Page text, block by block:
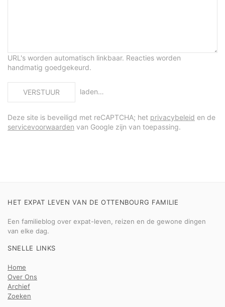
URL's worden automatisch linkbaar. Reacties worden
handmatig goedgekeurd.
VERSTUUR laden…
Deze site is beveiligd met reCAPTCHA; het privacybeleid en de
servicevoorwaarden van Google zijn van toepassing.
HET EXPAT LEVEN VAN DE OTTENBOURG FAMILIE
Een familieblog over expat-leven, reizen en de gewone dingen
van elke dag.
SNELLE LINKS
Home
Over Ons
Archief
Zoeken